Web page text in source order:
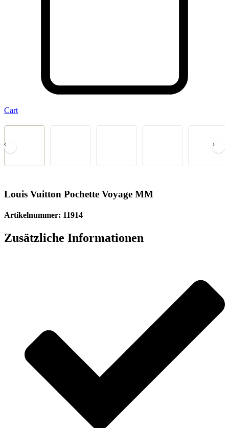
Cart‹
‹ ›
Louis Vuitton Pochette Voyage MM
Artikelnummer: 11914
Zusätzliche Informationen